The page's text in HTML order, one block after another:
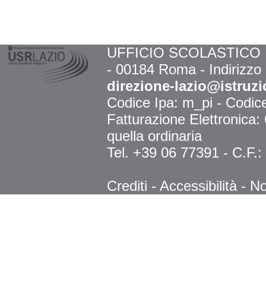
UFFICIO
- 00184 Roma -
direzione-
Codice Ipa: m_pi -
Fatturazione
quella ordinaria
Tel. +39 06 77391 -
Crediti - Accessibilità -